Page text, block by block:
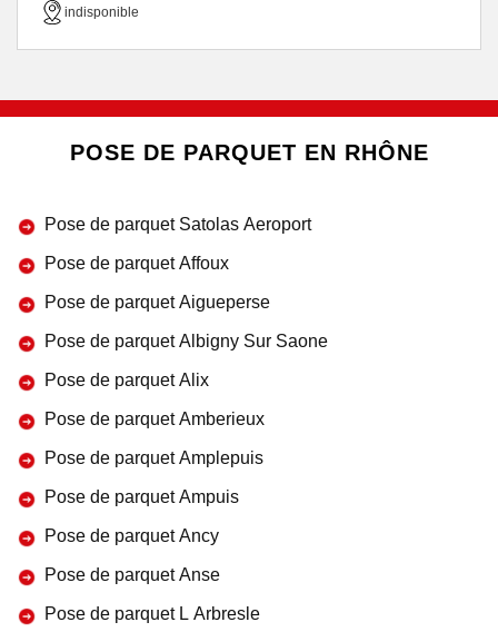
indisponible
POSE DE PARQUET EN RHÔNE
Pose de parquet Satolas Aeroport
Pose de parquet Affoux
Pose de parquet Aigueperse
Pose de parquet Albigny Sur Saone
Pose de parquet Alix
Pose de parquet Amberieux
Pose de parquet Amplepuis
Pose de parquet Ampuis
Pose de parquet Ancy
Pose de parquet Anse
Pose de parquet L Arbresle